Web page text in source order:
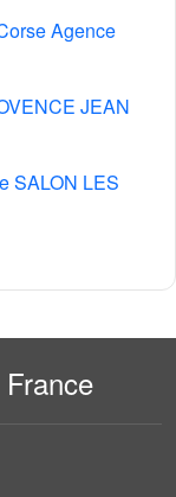
Agence
JEAN
SALON LES